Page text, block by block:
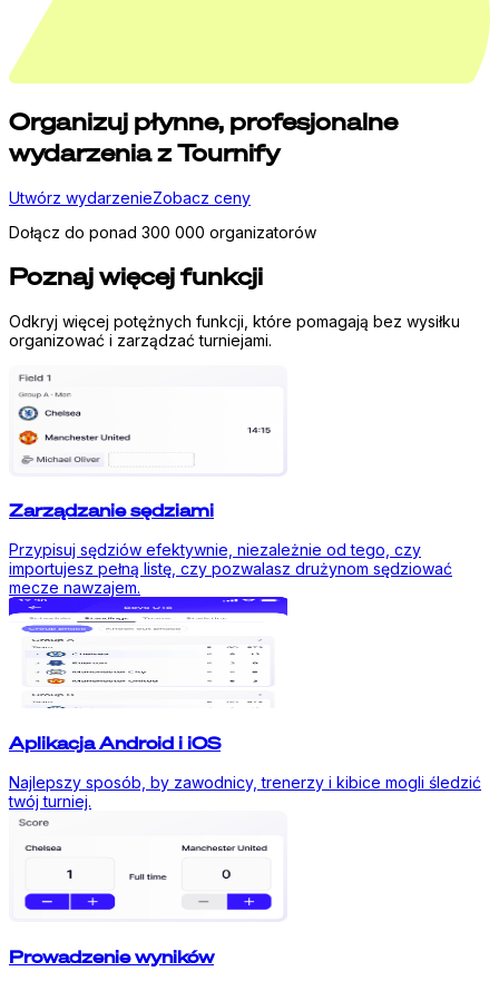
Organizuj płynne, profesjonalne
wydarzenia z Tournify
Utwórz wydarzenieZobacz ceny
Dołącz do ponad 300 000 organizatorów
Poznaj więcej funkcji
Odkryj więcej potężnych funkcji, które pomagają bez wysiłku
organizować i zarządzać turniejami.
Zarządzanie sędziami
Przypisuj sędziów efektywnie, niezależnie od tego, czy
importujesz pełną listę, czy pozwalasz drużynom sędziować
mecze nawzajem.
Aplikacja Android i iOS
Najlepszy sposób, by zawodnicy, trenerzy i kibice mogli śledzić
twój turniej.
Prowadzenie wyników